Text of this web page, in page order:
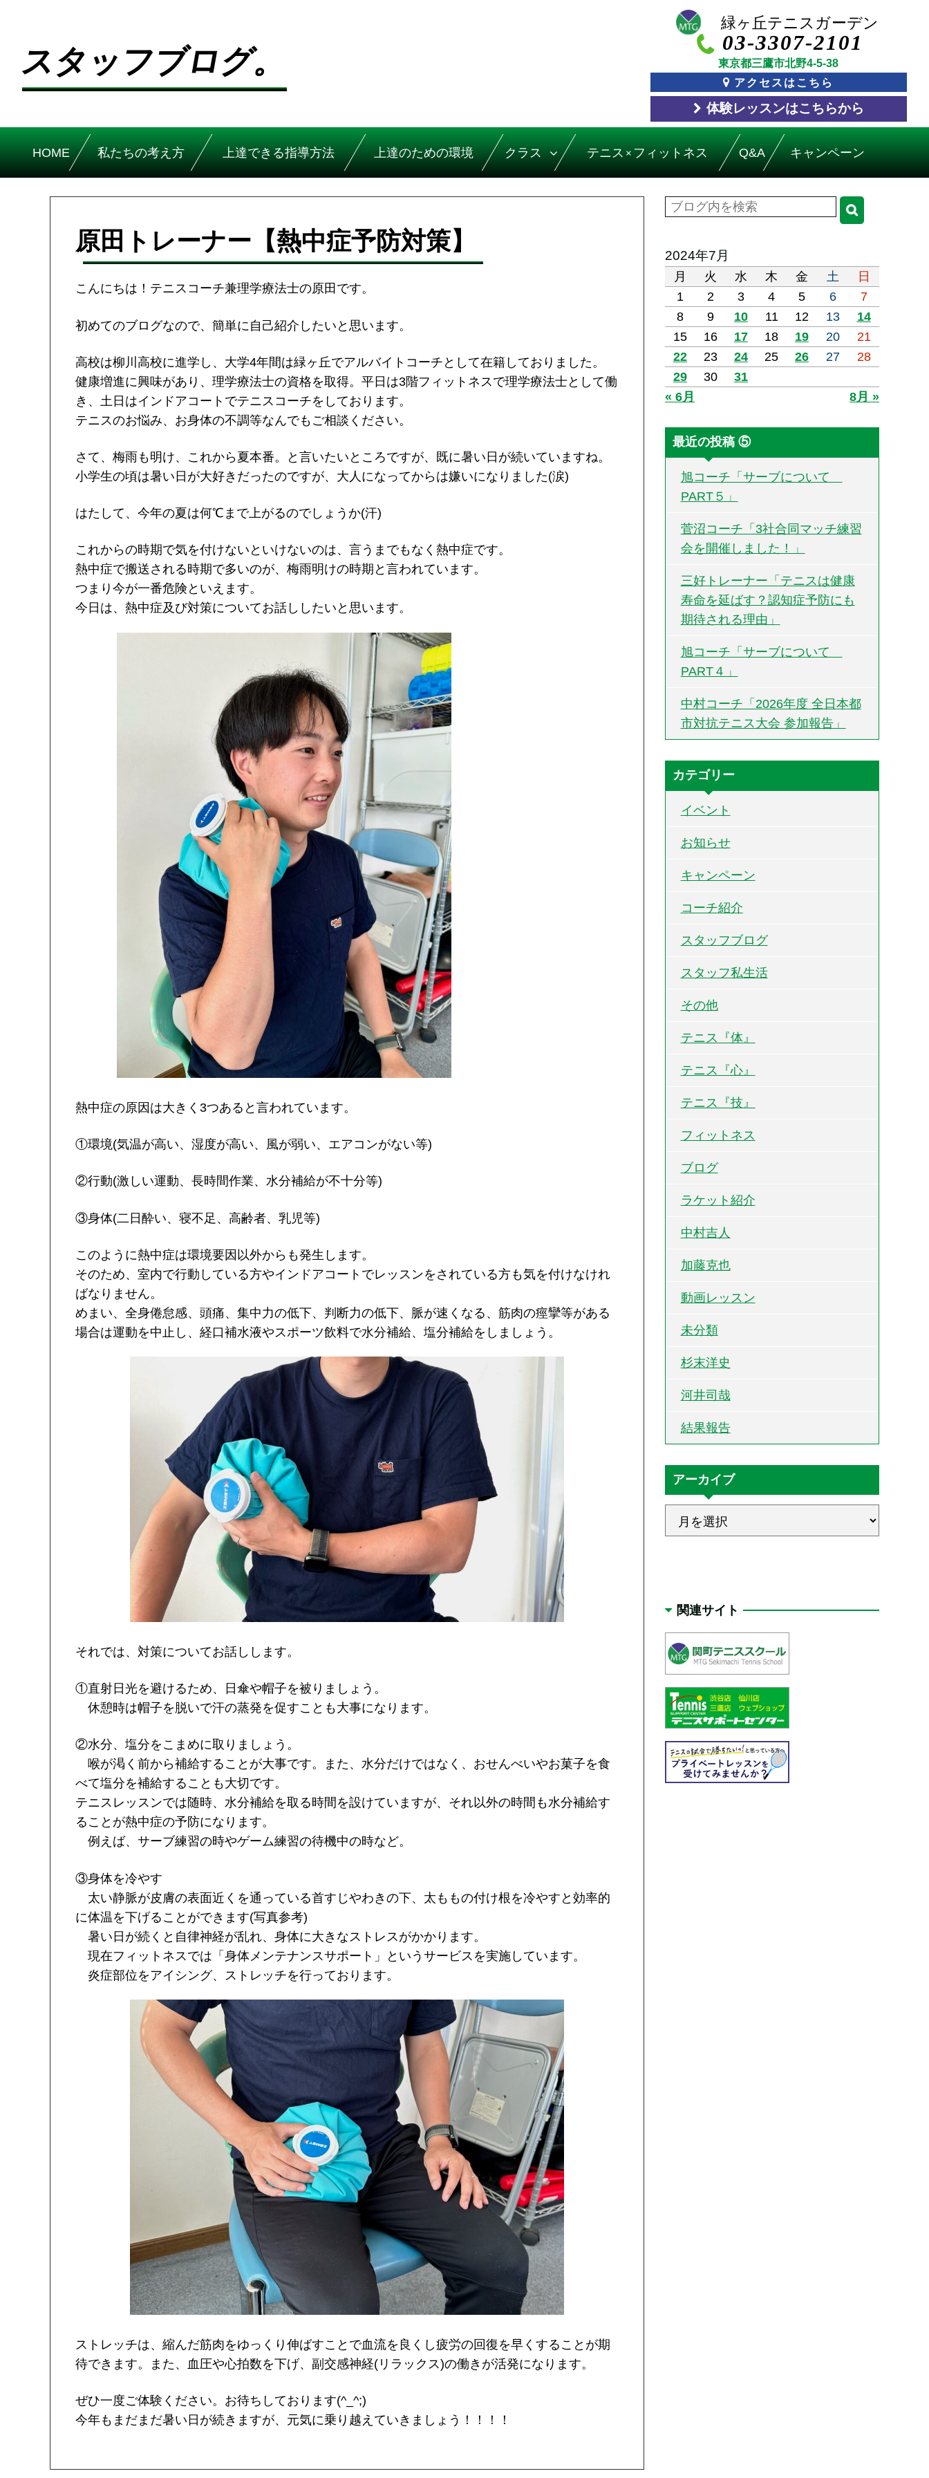
スタッフブログ。
03-3307-2101
東京都三鷹市北野4-5-38
アクセスはこちら
体験レッスンはこちらから
HOME 私たちの考え方 上達できる指導方法 上達のための環境 クラス テニス × フィットネス Q&A キャンペーン
原田トレーナー【熱中症予防対策】
こんにちは！テニスコーチ兼理学療法士の原田です。
初めてのブログなので、簡単に自己紹介したいと思います。
高校は柳川高校に進学し、大学4年間は緑ヶ丘でアルバイトコーチとして在籍しておりました。
健康増進に興味があり、理学療法士の資格を取得。平日は3階フィットネスで理学療法士として働
き、土日はインドアコートでテニスコーチをしております。
テニスのお悩み、お身体の不調等なんでもご相談ください。
さて、梅雨も明け、これから夏本番。と言いたいところですが、既に暑い日が続いていますね。
小学生の頃は暑い日が大好きだったのですが、大人になってからは嫌いになりました(涙)
はたして、今年の夏は何℃まで上がるのでしょうか(汗)
これからの時期で気を付けないといけないのは、言うまでもなく熱中症です。
熱中症で搬送される時期で多いのが、梅雨明けの時期と言われています。
つまり今が一番危険といえます。
今日は、熱中症及び対策についてお話ししたいと思います。
熱中症の原因は大きく3つあると言われています。
①環境(気温が高い、湿度が高い、風が弱い、エアコンがない等)
②行動(激しい運動、長時間作業、水分補給が不十分等)
③身体(二日酔い、寝不足、高齢者、乳児等)
このように熱中症は環境要因以外からも発生します。
そのため、室内で行動している方やインドアコートでレッスンをされている方も気を付けなけれ
ばなりません。
めまい、全身倦怠感、頭痛、集中力の低下、判断力の低下、脈が速くなる、筋肉の痙攣等がある
場合は運動を中止し、経口補水液やスポーツ飲料で水分補給、塩分補給をしましょう。
それでは、対策についてお話しします。
①直射日光を避けるため、日傘や帽子を被りましょう。
休憩時は帽子を脱いで汗の蒸発を促すことも大事になります。
②水分、塩分をこまめに取りましょう。
喉が渇く前から補給することが大事です。また、水分だけではなく、おせんべいやお菓子を食
べて塩分を補給することも大切です。
テニスレッスンでは随時、水分補給を取る時間を設けていますが、それ以外の時間も水分補給す
ることが熱中症の予防になります。
例えば、サーブ練習の時やゲーム練習の待機中の時など。
③身体を冷やす
太い静脈が皮膚の表面近くを通っている首すじやわきの下、太ももの付け根を冷やすと効率的
に体温を下げることができます(写真参考)
暑い日が続くと自律神経が乱れ、身体に大きなストレスがかかります。
現在フィットネスでは「身体メンテナンスサポート」というサービスを実施しています。
炎症部位をアイシング、ストレッチを行っております。
ストレッチは、縮んだ筋肉をゆっくり伸ばすことで血流を良くし疲労の回復を早くすることが期
待できます。また、血圧や心拍数を下げ、副交感神経(リラックス)の働きが活発になります。
ぜひ一度ご体験ください。お待ちしております(^_^;)
今年もまだまだ暑い日が続きますが、元気に乗り越えていきましょう！！！！
2024年7月
月 火 水 木 金 土
日
1
2 3 4 5 6
7
8
9 10 11 12 13
14
15
16 17 18 19 20
21
22
23 24 25 26 27
28
29
30
31
« 6月
8月 »
最近の投稿 ⑤
旭コーチ「サーブについて
PART５」
菅沼コーチ「3社合同マッチ練習
会を開催しました！」
三好トレーナー「テニスは健康
寿命を延ばす？認知症予防にも
期待される理由」
旭コーチ「サーブについて
PART４」
中村コーチ「2026年度 全日本都
市対抗テニス大会 参加報告」
カテゴリー
イベント
お知らせ
キャンペーン
コーチ紹介
スタッフブログ
スタッフ私生活
その他
テニス『体』
テニス『心』
テニス『技』
フィットネス
ブログ
ラケット紹介
中村吉人
加藤克也
動画レッスン
未分類
杉末洋史
河井司哉
結果報告
アーカイブ
関連サイト